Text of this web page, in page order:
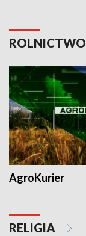
AgroKurier
RELIGIA